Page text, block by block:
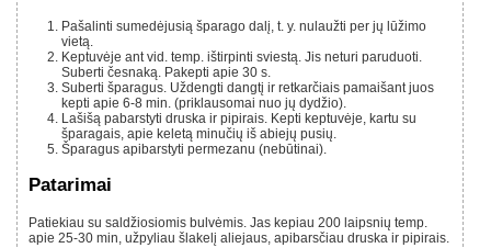
Pašalinti sumedėjusią šparago dalį, t. y. nulaužti per jų lūžimo
vietą.
Keptuvėje ant vid. temp. ištirpinti sviestą. Jis neturi paruduoti.
Suberti česnaką. Pakepti apie 30 s.
Suberti šparagus. Uždengti dangtį ir retkarčiais pamaišant juos
kepti apie 6-8 min. (priklausomai nuo jų dydžio).
Lašišą pabarstyti druska ir pipirais. Kepti keptuvėje, kartu su
šparagais, apie keletą minučių iš abiejų pusių.
Šparagus apibarstyti permezanu (nebūtinai).
Patarimai
Patiekiau su saldžiosiomis bulvėmis. Jas kepiau 200 laipsnių temp.
apie 25-30 min, užpyliau šlakelį aliejaus, apibarsčiau druska ir pipirais.